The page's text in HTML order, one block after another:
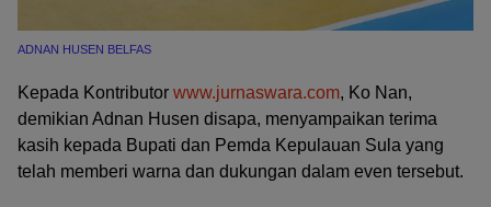
ADNAN HUSEN BELFAS
Kepada Kontributor www.jurnaswara.com, Ko Nan,
demikian Adnan Husen disapa, menyampaikan terima
kasih kepada Bupati dan Pemda Kepulauan Sula yang
telah memberi warna dan dukungan dalam even tersebut.